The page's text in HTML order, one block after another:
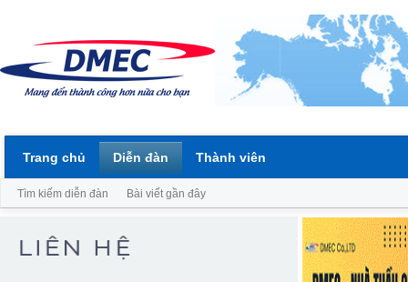
Trang chủ Diễn đàn
Tìm kiếm diễn đàn Bài viết gần đây
Thành viên